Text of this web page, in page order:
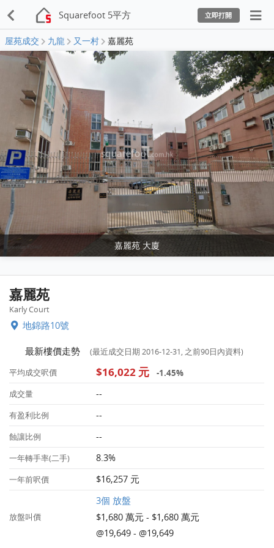
Squarefoot 5平方 立即打開
屋苑成交 九龍 又一村 嘉麗苑
嘉麗苑 大廈
嘉麗苑
Karly Court
地錦路10號
最新樓價走勢
(最近成交日期 2016-12-31, 之前90日內資料)
平均成交呎價
$16,022 元 -1.45%
成交量 --
有盈利比例 --
蝕讓比例 --
一年轉手率(二手) 8.3%
一年前呎價 $16,257 元
放盤叫價
3個 放盤
$1,680 萬元 - $1,680 萬元
@19,649 - @19,649